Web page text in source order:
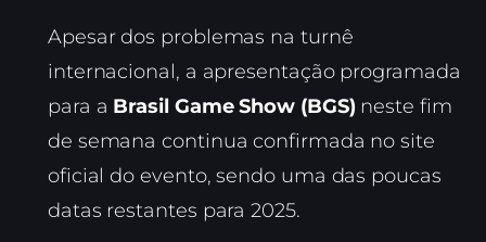
Apesar dos problemas na turnê
internacional, a apresentação programada
para a Brasil Game Show (BGS) neste fim
de semana continua confirmada no site
oficial do evento, sendo uma das poucas
datas restantes para 2025.